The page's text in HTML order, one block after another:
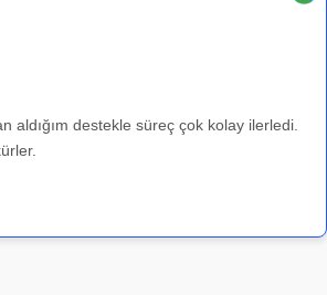
aldığım destekle süreç çok kolay ilerledi.